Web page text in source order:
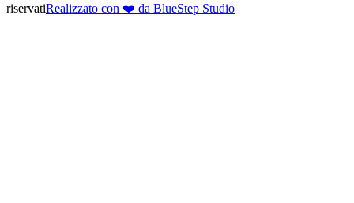
riservatiRealizzato con ❤️ da BlueStep Studio